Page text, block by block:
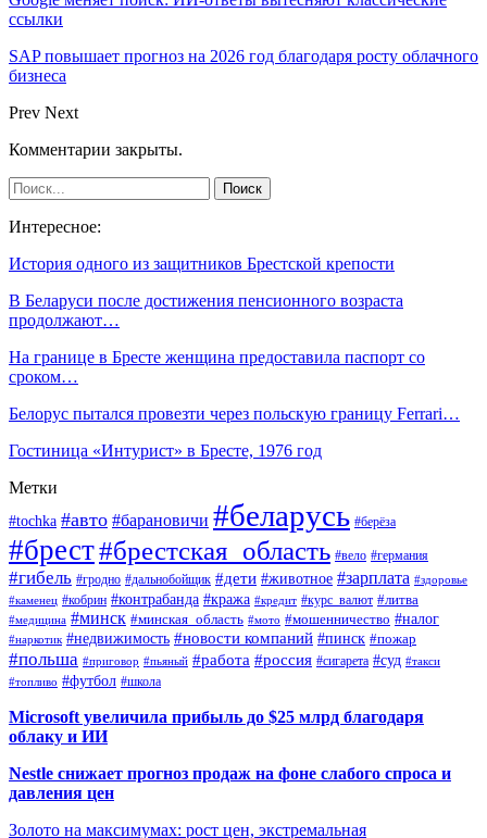
ссылки
SAP повышает прогноз на 2026 год благодаря росту облачного
бизнеса
Prev Next
Комментарии закрыты.
Интересное:
История одного из защитников Брестской крепости
В Беларуси после достижения пенсионного возраста
продолжают…
На границе в Бресте женщина предоставила паспорт со
сроком…
Белорус пытался провезти через польскую границу Ferrari…
Гостиница «Интурист» в Бресте, 1976 год
Метки
#tochka #авто #барановичи #беларусь #берёза
#брест#брестская_область #вело #германия
#гибель #гродно #дальнобойщик #дети #животное #зарплата #здоровье
#каменец #кобрин #контрабанда #кража #кредит #курс_валют #литва
#медицина #минск #минская_область #мото #мошенничество #налог
#наркотик #недвижимость #новости компаний #пинск #пожар
#польша #приговор #пьяный #работа #россия #сигарета #суд #такси
#топливо #футбол #школа
Microsoft увеличила прибыль до $25 млрд благодаря
облаку и ИИ
Nestle снижает прогноз продаж на фоне слабого спроса и
давления цен
Золото на максимумах: рост цен, экстремальная